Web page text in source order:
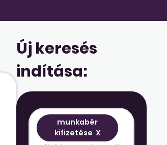
Új keresés
indítása:
munkabér
kifizetése X